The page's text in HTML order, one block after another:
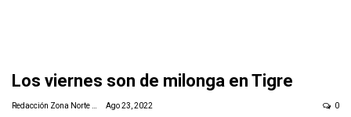
Los viernes son de milonga en Tigre
Redacción Zona Norte Daily Ago 23, 2022 0